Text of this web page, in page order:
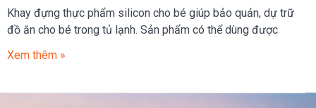
Khay đựng thực phẩm silicon cho bé giúp bảo quản, dự trữ
đồ ăn cho bé trong tủ lạnh. Sản phẩm có thể dùng được
Xem thêm »